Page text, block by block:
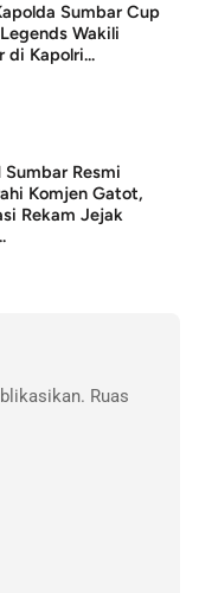
Sumbar Cup
Wakili
di Kapolri...
Sumbar Resmi
Komjen Gatot,
Rekam Jejak
Ruas